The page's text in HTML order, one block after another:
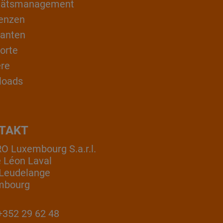
Luxembourg S.a.r.l.
Léon Laval
29 62 48